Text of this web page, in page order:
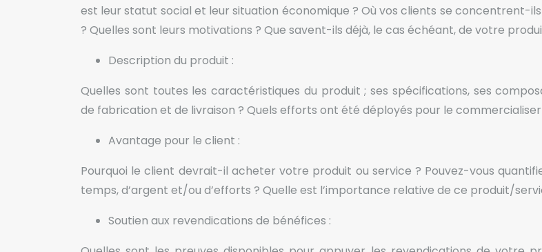
est leur statut social et leur situation économique ? Où vos clients se concentrent-
? Quelles sont leurs motivations ? Que savent-ils déjà, le cas échéant, de votre
Description du produit :
Quelles sont toutes les caractéristiques du produit ; ses spécifications, ses
de fabrication et de livraison ? Quels efforts ont été déployés pour le
Avantage pour le client :
Pourquoi le client devrait-il acheter votre produit ou service ? Pouvez-vous
temps, d’argent et/ou d’efforts ? Quelle est l’importance relative de ce produit/
Soutien aux revendications de bénéfices :